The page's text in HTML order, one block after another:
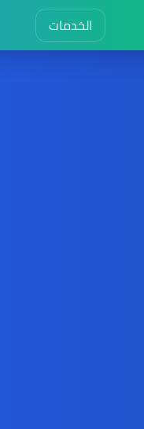
الخدمات